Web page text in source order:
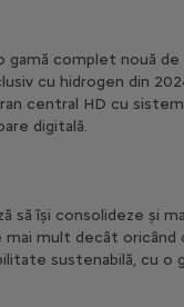
gamă complet nouă
cu hidrogen din
central HD cu
digitală.
să își consolideze și
mai mult decât oricând
sustenabilă, cu o